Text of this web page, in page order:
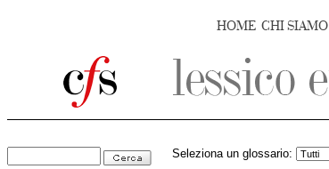
HOME CHI SIAMO
Seleziona un glossario: